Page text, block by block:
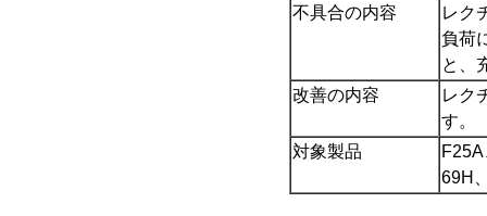
不具合の内容
レク
負荷
と、
改善の内容
レク
す。
対象製品
69H